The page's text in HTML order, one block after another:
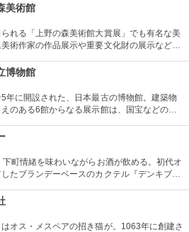
ョン業界の方、ファッションを学ぶ方、必見で
美術館
れる「上野の森美術館大賞展」でも有名な美
術作家の作品展示や重要文化財の展示など、
が？
博物館
5年に開設された、日本最古の博物館。建築物
のある6館からなる展示館は、国宝などの歴
グッズを販売するミュージアムショップや食事
ども併設されています。
町情緒を味わいながらお酒が飲める。初代オ
たブランデーベースのカクテル『デンキブラ
光した際には是非立ち寄りたい。
オス・メスペアの招き猫が。1063年に創建さ